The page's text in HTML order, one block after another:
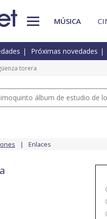
MÚSICA
Próximas novedades
torera
álbum de estudio de
Enlaces